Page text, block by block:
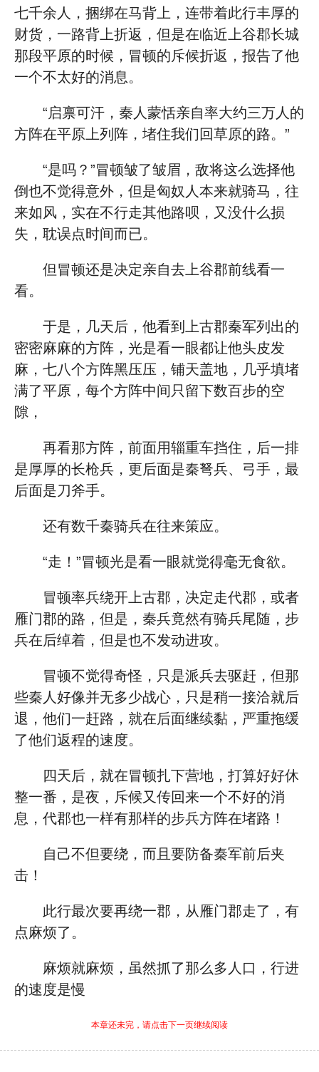
七千余人，捆绑在马背上，连带着此行丰厚的
财货，一路背上折返，但是在临近上谷郡长城
那段平原的时候，冒顿的斥候折返，报告了他
一个不太好的消息。
“启禀可汗，秦人蒙恬亲自率大约三万人的
方阵在平原上列阵，堵住我们回草原的路。”
“是吗？”冒顿皱了皱眉，敌将这么选择他
倒也不觉得意外，但是匈奴人本来就骑马，往
来如风，实在不行走其他路呗，又没什么损
失，耽误点时间而已。
但冒顿还是决定亲自去上谷郡前线看一
看。
于是，几天后，他看到上古郡秦军列出的
密密麻麻的方阵，光是看一眼都让他头皮发
麻，七八个方阵黑压压，铺天盖地，几乎填堵
满了平原，每个方阵中间只留下数百步的空
隙，
再看那方阵，前面用辎重车挡住，后一排
是厚厚的长枪兵，更后面是秦弩兵、弓手，最
后面是刀斧手。
还有数千秦骑兵在往来策应。
“走！”冒顿光是看一眼就觉得毫无食欲。
冒顿率兵绕开上古郡，决定走代郡，或者
雁门郡的路，但是，秦兵竟然有骑兵尾随，步
兵在后绰着，但是也不发动进攻。
冒顿不觉得奇怪，只是派兵去驱赶，但那
些秦人好像并无多少战心，只是稍一接洽就后
退，他们一赶路，就在后面继续黏，严重拖缓
了他们返程的速度。
四天后，就在冒顿扎下营地，打算好好休
整一番，是夜，斥候又传回来一个不好的消
息，代郡也一样有那样的步兵方阵在堵路！
自己不但要绕，而且要防备秦军前后夹
击！
此行最次要再绕一郡，从雁门郡走了，有
点麻烦了。
麻烦就麻烦，虽然抓了那么多人口，行进
的速度是慢
本章还未完，请点击下一页继续阅读